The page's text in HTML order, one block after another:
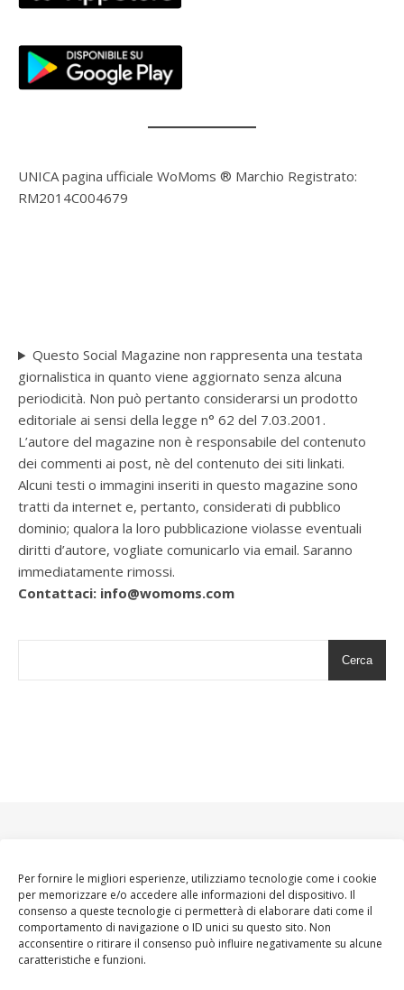
Per fornire le migliori esperienze, utilizziamo tecnologie come i cookie
per memorizzare e/o accedere alle informazioni del dispositivo. Il
consenso a queste tecnologie ci permetterà di elaborare dati come il
comportamento di navigazione o ID unici su questo sito. Non
acconsentire o ritirare il consenso può influire negativamente su alcune
caratteristiche e funzioni.
UNICA pagina ufficiale WoMoms ® Marchio Registrato:
RM2014C004679
Questo Social Magazine non rappresenta una testata
giornalistica in quanto viene aggiornato senza alcuna
periodicità. Non può pertanto considerarsi un prodotto
editoriale ai sensi della legge n° 62 del 7.03.2001.
L’autore del magazine non è responsabile del contenuto
dei commenti ai post, nè del contenuto dei siti linkati.
Alcuni testi o immagini inseriti in questo magazine sono
tratti da internet e, pertanto, considerati di pubblico
dominio; qualora la loro pubblicazione violasse eventuali
diritti d’autore, vogliate comunicarlo via email. Saranno
immediatamente rimossi.
Contattaci: info@womoms.com
Cerca